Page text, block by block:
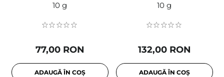
10 g
77,00 RON
ADAUGĂ ÎN COȘ
10 g
132,00 RON
ADAUGĂ ÎN COȘ